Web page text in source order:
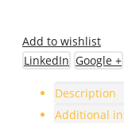
Add to wishlist
LinkedIn Google +
Description
Additional